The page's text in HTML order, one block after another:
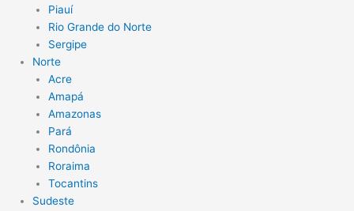
Piauí
Rio Grande do Norte
Sergipe
Norte
Acre
Amapá
Amazonas
Pará
Rondônia
Roraima
Tocantins
Sudeste